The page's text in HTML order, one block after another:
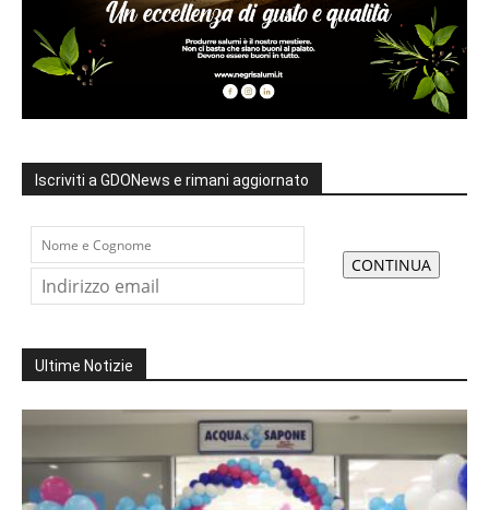
Iscriviti a GDONews e rimani aggiornato
Ultime Notizie